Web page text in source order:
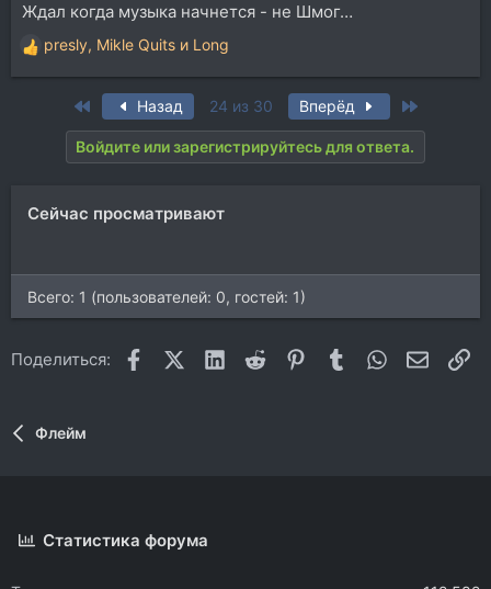
Ждал когда музыка начнется - не Шмог…
Р
е
presly, Mikle Quits и Long
First Назад 24 из 30 Вперёд
Войдите или зарегистрируйтесь для ответа.
Сейчас просматривают
Всего: 1 (пользователей: 0, гостей: 1)
Поделиться: FacebookX (Twitter)
LinkedIn
Reddit Pinterest
Tumblr WhatsApp
Флейм
Статистика форума